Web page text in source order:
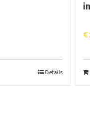
Details
€